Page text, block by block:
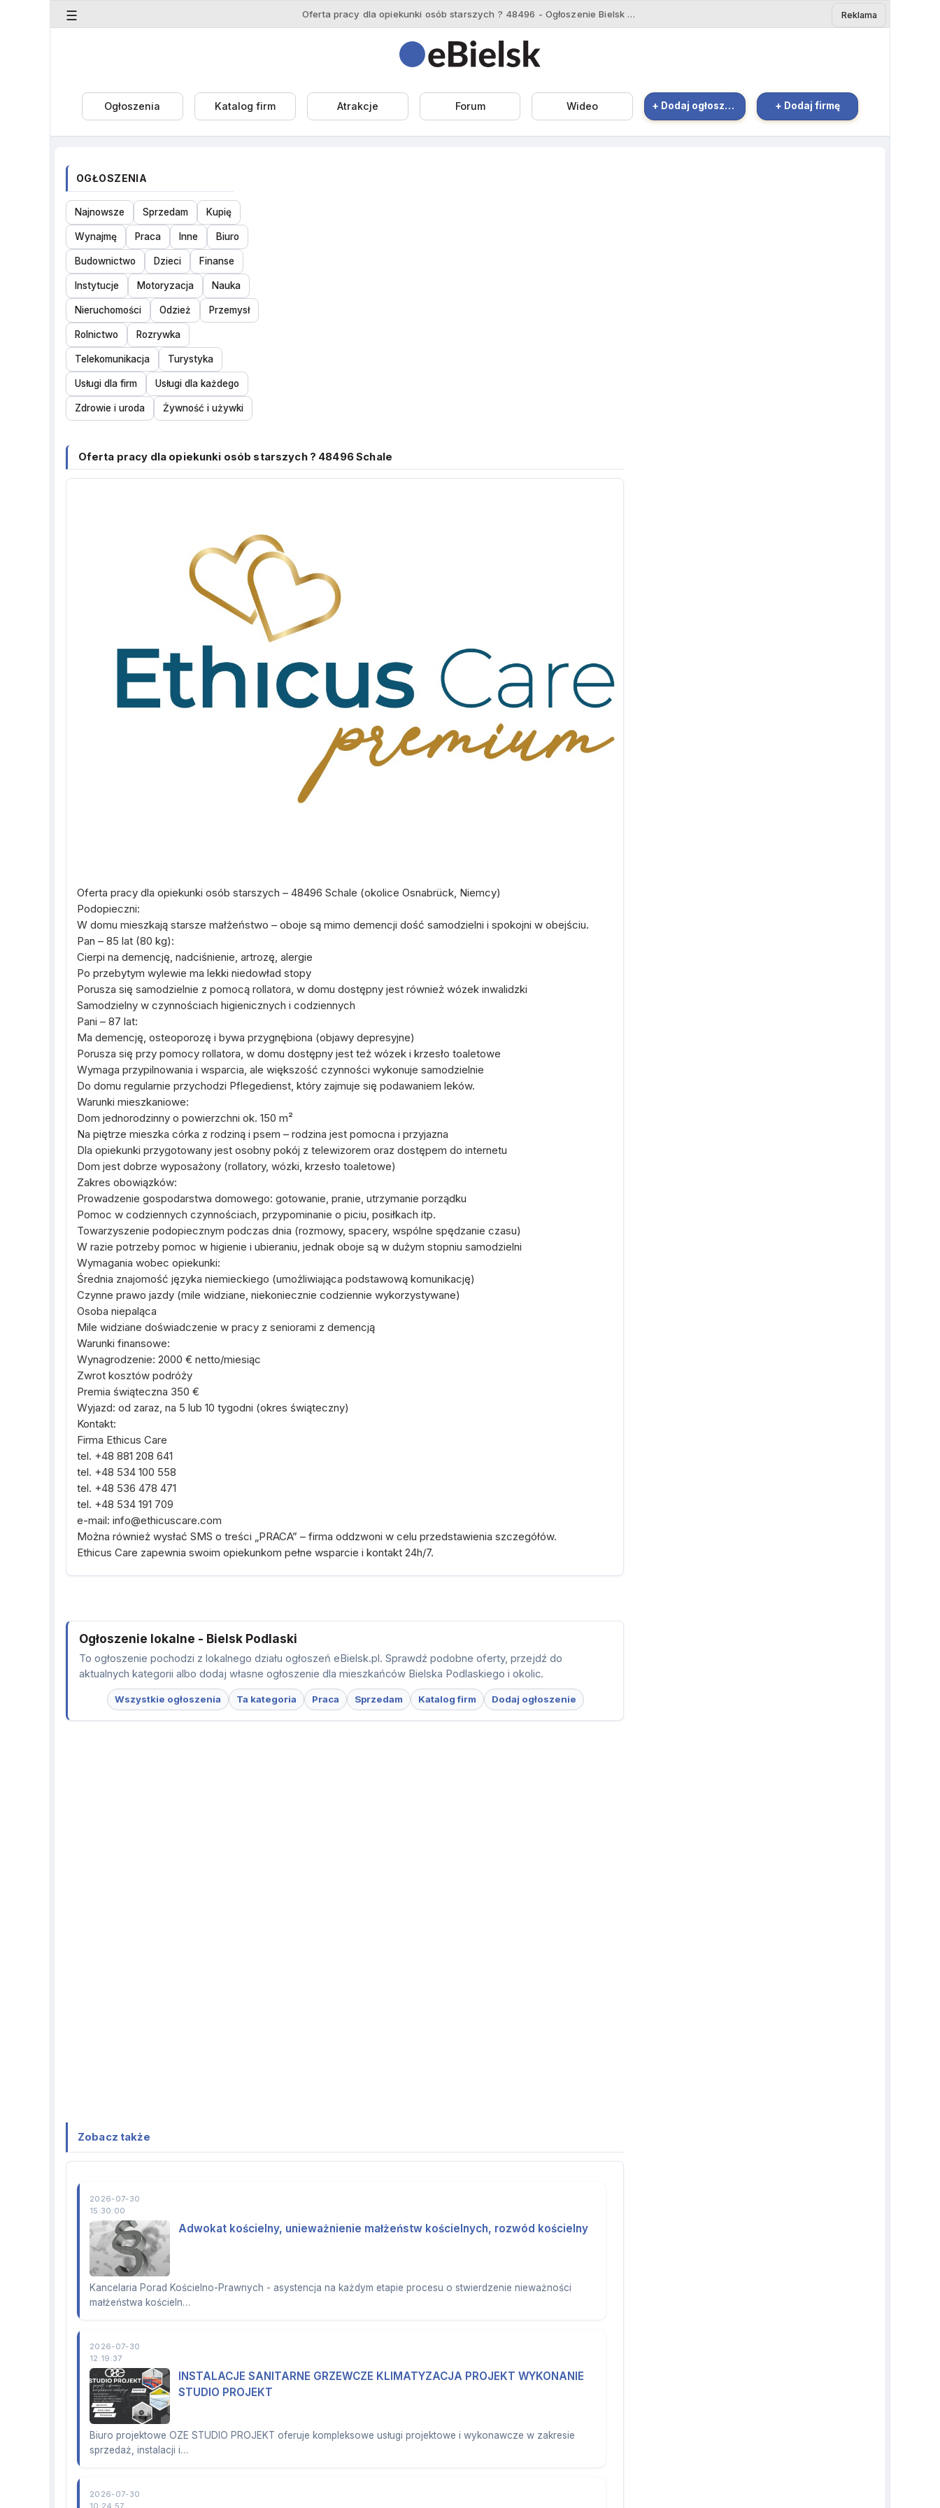
Oferta pracy dla opiekunki osób starszych ? 48496 - Ogłoszenie Bielsk Podlaski | eBielsk.pl
☰ Reklama
Ogłoszenia Katalog firm Atrakcje Forum Wideo + Dodaj ogłoszenie + Dodaj firmę
OGŁOSZENIA
Najnowsze Sprzedam Kupię
Wynajmę Praca Inne Biuro
Budownictwo Dzieci Finanse
Instytucje Motoryzacja Nauka
Nieruchomości Odzież Przemysł
Rolnictwo Rozrywka
Telekomunikacja Turystyka
Usługi dla firm Usługi dla każdego
Zdrowie i uroda Żywność i używki
Oferta pracy dla opiekunki osób starszych ? 48496 Schale
Oferta pracy dla opiekunki osób starszych – 48496 Schale (okolice Osnabrück, Niemcy)
Podopieczni:
W domu mieszkają starsze małżeństwo – oboje są mimo demencji dość samodzielni i spokojni w obejściu.
Pan – 85 lat (80 kg):
Cierpi na demencję, nadciśnienie, artrozę, alergie
Po przebytym wylewie ma lekki niedowład stopy
Porusza się samodzielnie z pomocą rollatora, w domu dostępny jest również wózek inwalidzki
Samodzielny w czynnościach higienicznych i codziennych
Pani – 87 lat:
Ma demencję, osteoporozę i bywa przygnębiona (objawy depresyjne)
Porusza się przy pomocy rollatora, w domu dostępny jest też wózek i krzesło toaletowe
Wymaga przypilnowania i wsparcia, ale większość czynności wykonuje samodzielnie
Do domu regularnie przychodzi Pflegedienst, który zajmuje się podawaniem leków.
Warunki mieszkaniowe:
Dom jednorodzinny o powierzchni ok. 150 m²
Na piętrze mieszka córka z rodziną i psem – rodzina jest pomocna i przyjazna
Dla opiekunki przygotowany jest osobny pokój z telewizorem oraz dostępem do internetu
Dom jest dobrze wyposażony (rollatory, wózki, krzesło toaletowe)
Zakres obowiązków:
Prowadzenie gospodarstwa domowego: gotowanie, pranie, utrzymanie porządku
Pomoc w codziennych czynnościach, przypominanie o piciu, posiłkach itp.
Towarzyszenie podopiecznym podczas dnia (rozmowy, spacery, wspólne spędzanie czasu)
W razie potrzeby pomoc w higienie i ubieraniu, jednak oboje są w dużym stopniu samodzielni
Wymagania wobec opiekunki:
Średnia znajomość języka niemieckiego (umożliwiająca podstawową komunikację)
Czynne prawo jazdy (mile widziane, niekoniecznie codziennie wykorzystywane)
Osoba niepaląca
Mile widziane doświadczenie w pracy z seniorami z demencją
Warunki finansowe:
Wynagrodzenie: 2000 € netto/miesiąc
Zwrot kosztów podróży
Premia świąteczna 350 €
Wyjazd: od zaraz, na 5 lub 10 tygodni (okres świąteczny)
Kontakt:
Firma Ethicus Care
tel. +48 881 208 641
tel. +48 534 100 558
tel. +48 536 478 471
tel. +48 534 191 709
e-mail: info@ethicuscare.com
Można również wysłać SMS o treści „PRACA” – firma oddzwoni w celu przedstawienia szczegółów.
Ethicus Care zapewnia swoim opiekunkom pełne wsparcie i kontakt 24h/7.
Ogłoszenie lokalne - Bielsk Podlaski
To ogłoszenie pochodzi z lokalnego działu ogłoszeń eBielsk.pl. Sprawdź podobne oferty, przejdź do
aktualnych kategorii albo dodaj własne ogłoszenie dla mieszkańców Bielska Podlaskiego i okolic.
Wszystkie ogłoszenia Ta kategoria Praca Sprzedam Katalog firm Dodaj ogłoszenie
Zobacz także
2026-07-30
15:30:00
Adwokat kościelny, unieważnienie małżeństw kościelnych, rozwód kościelny
Kancelaria Porad Kościelno-Prawnych - asystencja na każdym etapie procesu o stwierdzenie nieważności
małżeństwa kościeln…
2026-07-30
12:19:37
INSTALACJE SANITARNE GRZEWCZE KLIMATYZACJA PROJEKT WYKONANIE
STUDIO PROJEKT
Biuro projektowe OZE STUDIO PROJEKT oferuje kompleksowe usługi projektowe i wykonawcze w zakresie
sprzedaż, instalacji i…
2026-07-30